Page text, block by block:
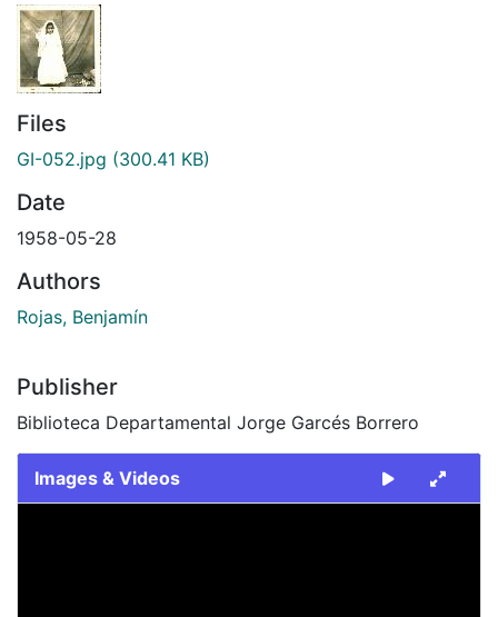
Files
GI-052.jpg (300.41 KB)
Date
1958-05-28
Authors
Rojas, Benjamín
Publisher
Biblioteca Departamental Jorge Garcés Borrero
Images & Videos